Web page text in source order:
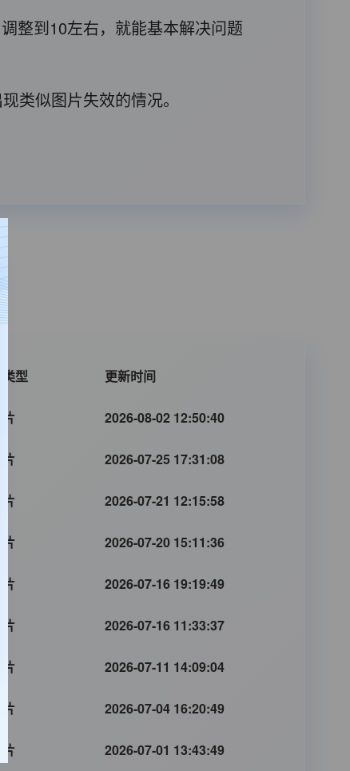
整到10左右，就能基本解决问题
类似图片失效的情况。
类型 更新时间
片 2026-08-02 12:50:40
片 2026-07-25 17:31:08
片 2026-07-21 12:15:58
片 2026-07-20 15:11:36
片 2026-07-16 19:19:49
片 2026-07-16 11:33:37
2026-07-11 14:09:04
片 2026-07-04 16:20:49
片 2026-07-01 13:43:49